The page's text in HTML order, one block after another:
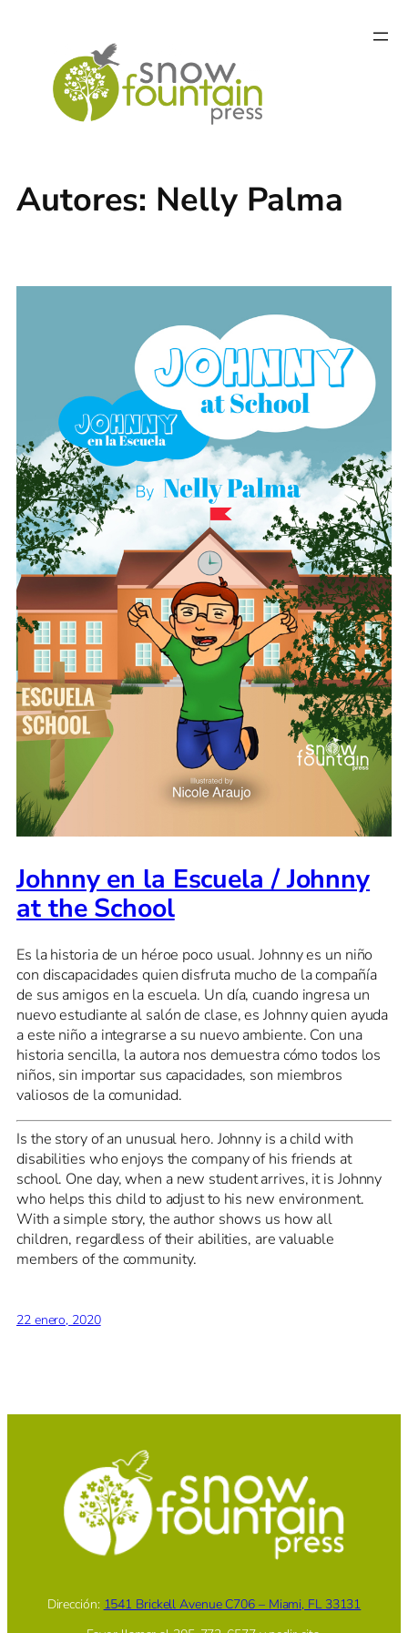
contenido
Autores: Nelly Palma
Johnny en la Escuela / Johnny
at the School
Es la historia de un héroe poco usual. Johnny es un niño
con discapacidades quien disfruta mucho de la compañía
de sus amigos en la escuela. Un día, cuando ingresa un
nuevo estudiante al salón de clase, es Johnny quien ayuda
a este niño a integrarse a su nuevo ambiente. Con una
historia sencilla, la autora nos demuestra cómo todos los
niños, sin importar sus capacidades, son miembros
valiosos de la comunidad.
Is the story of an unusual hero. Johnny is a child with
disabilities who enjoys the company of his friends at
school. One day, when a new student arrives, it is Johnny
who helps this child to adjust to his new environment.
With a simple story, the author shows us how all
children, regardless of their abilities, are valuable
members of the community.
22 enero, 2020
Dirección: 1541 Brickell Avenue C706 – Miami, FL 33131